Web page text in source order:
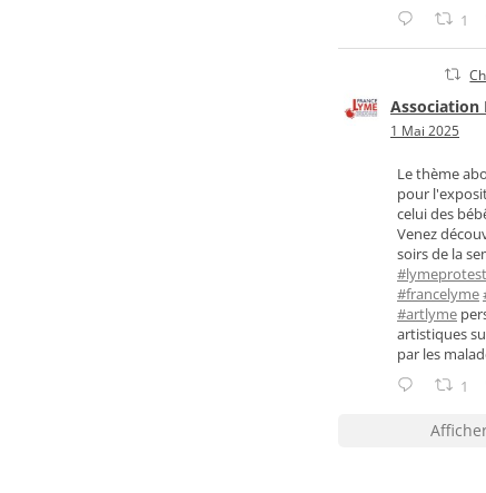
1
Association
1 Mai 2025
Le thème
pour
celui des
Venez
soirs de la
#lymeprotest
#francelyme
#artlyme
artistiques
par les
1